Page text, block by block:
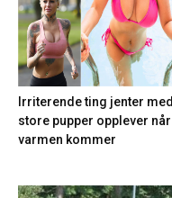
Irriterende ting jenter med
store pupper opplever når
varmen kommer